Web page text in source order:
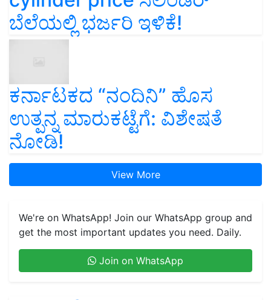
ಬೆಲೆಯಲ್ಲಿ ಭರ್ಜರಿ ಇಳಿಕೆ!
ಕರ್ನಾಟಕದ “ನಂದಿನಿ” ಹೊಸ
ಉತ್ಪನ್ನ ಮಾರುಕಟ್ಟೆಗೆ: ವಿಶೇಷತೆ
ನೋಡಿ!
View More
We're on WhatsApp! Join our WhatsApp group and
get the most important updates you need. Daily.
Join on WhatsApp